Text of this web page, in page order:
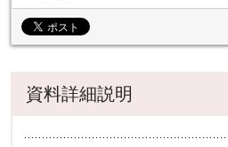
資料詳細説明